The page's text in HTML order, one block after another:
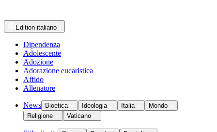
Edition italiano
Dipendenza
Adolescente
Adozione
Adorazione eucaristica
Affido
Allenatore
News Bioetica Ideologia Italia
Mondo
Religione
Vaticano